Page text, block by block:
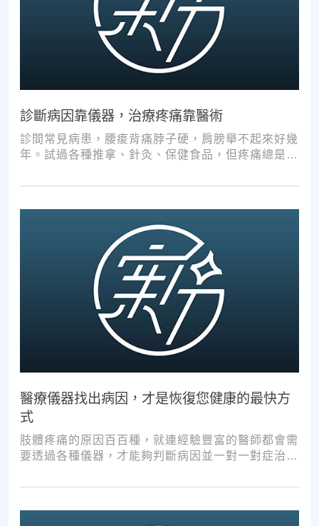
診斷病因靠儀器，治療疼痛靠醫術
診間常見病患，腰痠背痛脖子硬，肩膀舉不起來好幾
年。試過各種推拿、針灸、保健食品，但疼痛總是時
醫療儀器找出病因，才是恢復您健康的最快方
式
肢體疼痛的原因百百種，就連經驗豐富的醫師都會需
要透過各種儀器，才能夠判斷病因並一對一對症治
次推拿、按摩，都難以讓您徹底擺脫不適。